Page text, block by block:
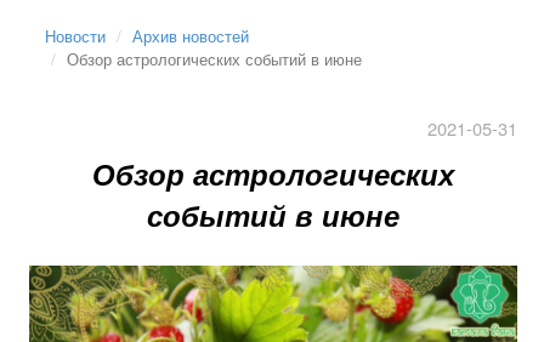
Новости
Архив новостей
Обзор астрологических событий в июне
2021-05-31
Обзор астрологических
событий в июне